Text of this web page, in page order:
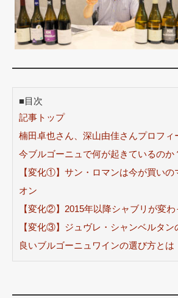
■目次
記事トップ
楠田卓也さん、深山由佳さんプロフィ
今ブルゴーニュで何が起きているのか
【変化①】サン・ロマンは今が買いの
オン
【変化②】2015年以降シャブリが変わ
【変化③】ジュヴレ・シャンベルタン
良いブルゴーニュワインの選び方とは